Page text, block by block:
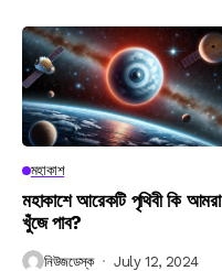
মহাকাশ
মহাকাশে আরেকটি পৃথিবী কি আমরা
খুঁজে পাব?
নিউজডেস্ক July 12, 2024